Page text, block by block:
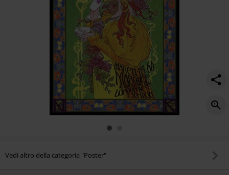
Vedi altro della categoria "Poster"